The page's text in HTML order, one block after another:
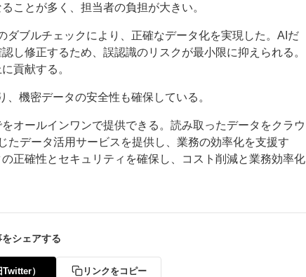
ことが多く、担当者の負担が大きい。
ブルチェックにより、正確なデータ化を実現した。AIだ
し修正するため、誤認識のリスクが最小限に抑えられる。
貢献する。
機密データの安全性も確保している。
オールインワンで提供できる。読み取ったデータをクラウ
たデータ活用サービスを提供し、業務の効率化を支援す
正確性とセキュリティを確保し、コスト削減と業務効率化
シェアする
） リンクをコピー